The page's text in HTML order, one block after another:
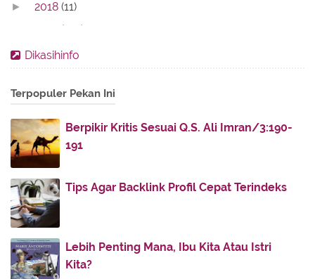
► 2018 (11)
(142)
► 2016(11)
▼ 2012(86)
► December
► November
► April(10)
► March
▼ February
U Jump I Jump ...
Tips (khusus) Untuk Calon Pengantin Baru
Dikasihinfo
Terpopuler Pekan Ini
Berpikir Kritis Sesuai Q.S. Ali Imran/3:190-
191
Tips Agar Backlink Profil Cepat Terindeks
Lebih Penting Mana, Ibu Kita Atau Istri
Kita?